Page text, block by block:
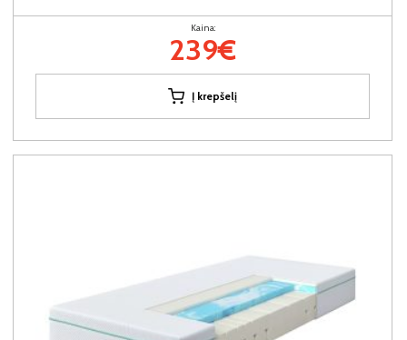
Kaina:
239€
Į krepšelį